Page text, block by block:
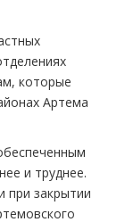
которые
Артема
и труднее.
при закрытии